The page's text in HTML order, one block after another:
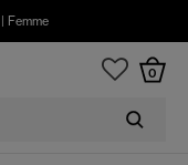
Femme
0